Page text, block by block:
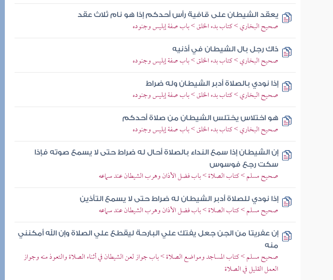
يعقد الشيطان على قافية رأس أحدكم إذا هو نام ثلاث عقد
صحيح البخاري > كتاب بدء الخلق > باب صفة إبليس وجنوده
ذاك رجل بال الشيطان في أذنيه
صحيح البخاري > كتاب بدء الخلق > باب صفة إبليس وجنوده
إذا نودي بالصلاة أدبر الشيطان وله ضراط
صحيح البخاري > كتاب بدء الخلق > باب صفة إبليس وجنوده
هو اختلاس يختلس الشيطان من صلاة أحدكم
صحيح البخاري > كتاب بدء الخلق > باب صفة إبليس وجنوده
إن الشيطان إذا سمع النداء بالصلاة أحال له ضراط حتى لا يسمع صوته فإذا
سكت رجع فوسوس
صحيح مسلم > كتاب الصلاة > باب فضل الأذان وهرب الشيطان عند سماعه
إذا نودي للصلاة أدبر الشيطان له ضراط حتى لا يسمع التأذين
صحيح مسلم > كتاب الصلاة > باب فضل الأذان وهرب الشيطان عند سماعه
إن عفريتا من الجن جعل يفتك علي البارحة ليقطع علي الصلاة وإن الله أمكنني
منه
صحيح مسلم > كتاب المساجد ومواضع الصلاة > باب جواز لعن الشيطان في أثناء الصلاة والتعوذ منه وجواز
العمل القليل في الصلاة